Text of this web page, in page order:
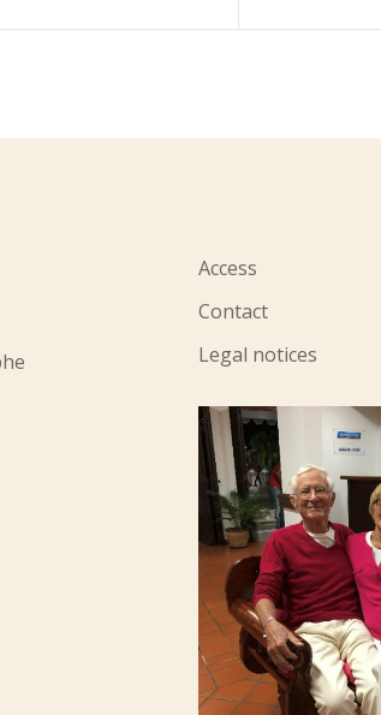
Access
Contact
Legal notices